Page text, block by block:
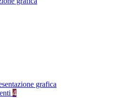
grafica
4